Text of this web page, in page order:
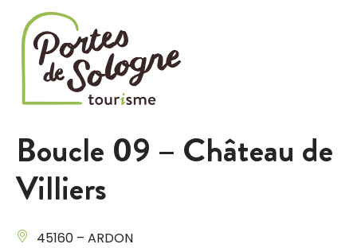
Boucle 09 – Château de
Villiers
45160 – ARDON